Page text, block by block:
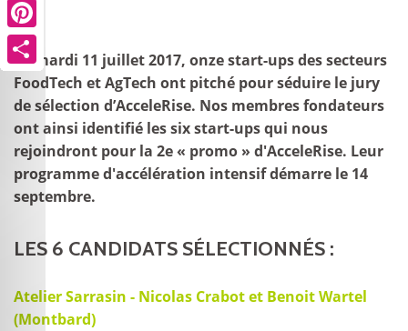
Ce mardi 11 juillet 2017, onze start-ups des secteurs
FoodTech et AgTech ont pitché pour séduire le jury
de sélection d’AcceleRise. Nos membres fondateurs
ont ainsi identifié les six start-ups qui nous
rejoindront pour la 2e « promo » d'AcceleRise. Leur
programme d'accélération intensif démarre le 14
septembre.
LES 6 CANDIDATS SÉLECTIONNÉS :
Atelier Sarrasin - Nicolas Crabot et Benoit Wartel
(Montbard)
Pinterest
Share
Pinterest
Share
Pinterest
Share
Pinterest
Share
Pinterest
Share
Pinterest
Share
Pinterest
Share
Pinterest
Share
Pinterest
Share
Pinterest
Share